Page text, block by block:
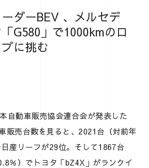
ダーBEV 、メルセデ
G580」で1000kmのロ
に挑む
自動車販売協会連合会が発表した
販売台数を見ると、2021台（対前年
産リーフが29位。そして1867台
％）でトヨタ「bZ4X」がランクイ